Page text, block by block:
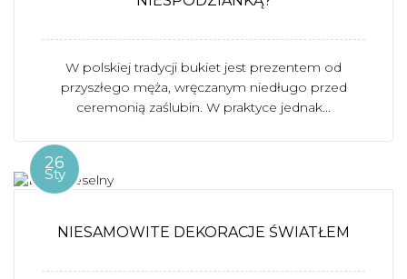
W polskiej tradycji bukiet jest prezentem od
przyszłego męża, wręczanym niedługo przed
ceremonią zaślubin. W praktyce jednak...
26
Sty
NIESAMOWITE DEKORACJE ŚWIATŁEM